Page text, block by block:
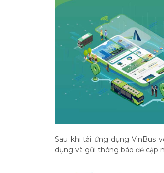
Sau khi tải ứng dụng VinBus
dụng và gửi thông báo để cập